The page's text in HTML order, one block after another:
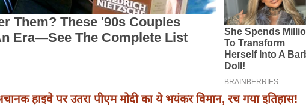
हाइवे पर उतरा पीएम मोदी का ये भयंकर विमान, रच गया इतिहास!